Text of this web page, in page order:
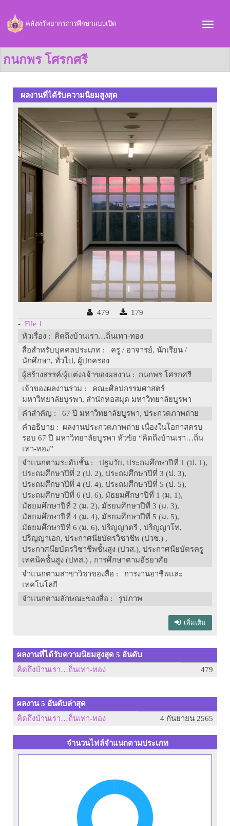
คลังทรัพยากรการศึกษาแบบเปิด
กนกพร โศรกศรี
ผลงานที่ได้รับความนิยมสูงสุด
479
179
- File 1
หัวเรื่อง : คิดถึงบ้านเรา…ถิ่นเทา-ทอง
สื่อสำหรับบุคคลประเภท : ครู / อาจารย์, นักเรียน /
นักศึกษา, ทั่วไป, ผู้ปกครอง
ผู้สร้างสรรค์/ผู้แต่ง/เจ้าของผลงาน : กนกพร โศรกศรี
เจ้าของผลงานร่วม : คณะศิลปกรรมศาสตร์
มหาวิทยาลัยบูรพา, สำนักหอสมุด มหาวิทยาลัยบูรพา
คำสำคัญ : 67 ปี มหาวิทยาลัยบูรพา, ประกวดภาพถ่าย
คำอธิบาย : ผลงานประกวดภาพถ่าย เนื่องในโอกาสครบ
รอบ 67 ปี มหาวิทยาลัยบูรพา หัวข้อ “คิดถึงบ้านเรา…ถิ่น
เทา-ทอง”
จำแนกตามระดับชั้น : ปฐมวัย, ประถมศึกษาปีที่ 1 (ป. 1),
ประถมศึกษาปีที่ 2 (ป. 2), ประถมศึกษาปีที่ 3 (ป. 3),
ประถมศึกษาปีที่ 4 (ป. 4), ประถมศึกษาปีที่ 5 (ป. 5),
ประถมศึกษาปีที่ 6 (ป. 6), มัธยมศึกษาปีที่ 1 (ม. 1),
มัธยมศึกษาปีที่ 2 (ม. 2), มัธยมศึกษาปีที่ 3 (ม. 3),
มัธยมศึกษาปีที่ 4 (ม. 4), มัธยมศึกษาปีที่ 5 (ม. 5),
มัธยมศึกษาปีที่ 6 (ม. 6), ปริญญาตรี , ปริญญาโท,
ปริญญาเอก, ประกาศนียบัตรวิชาชีพ (ปวช.) ,
ประกาศนียบัตรวิชาชีพชั้นสูง (ปวส.), ประกาศนียบัตรครู
เทคนิคชั้นสูง (ปทส.) , การศึกษาตามอัธยาศัย
จำแนกตามสาขาวิชาของสื่อ : การงานอาชีพและ
เทคโนโลยี
จำแนกตามลักษณะของสื่อ : รูปภาพ
เพิ่มเติม
ผลงานที่ได้รับความนิยมสูงสุด 5 อันดับ
คิดถึงบ้านเรา…ถิ่นเทา-ทอง
479
ผลงาน 5 อันดับล่าสุด
คิดถึงบ้านเรา…ถิ่นเทา-ทอง
4 กันยายน 2565
จำนวนไฟล์จำแนกตามประเภท